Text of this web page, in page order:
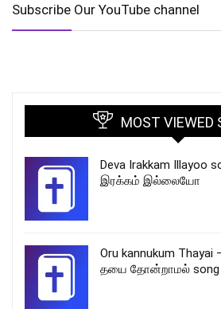
Subscribe Our YouTube channel
MOST VIEWED
Deva Irakkam Illayoo
இரக்கம் இல்லையோ
Oru kannukum
தயை தோன்றாமல் song